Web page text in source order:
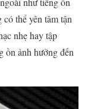
thể yên tâm tận
nhẹ hay tập
ồn ảnh hưởng đến